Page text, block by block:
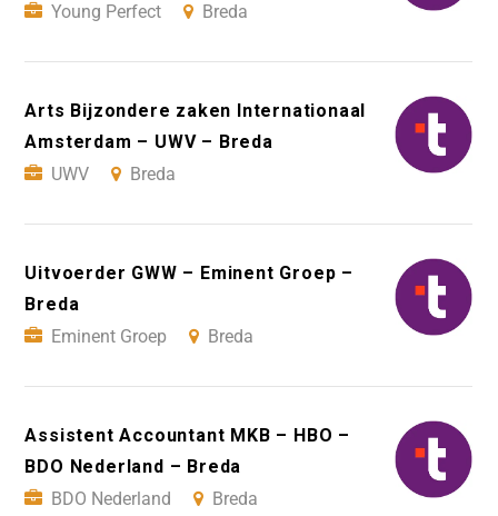
Young Perfect
Breda
Arts Bijzondere zaken Internationaal
Amsterdam – UWV – Breda
UWV
Breda
Uitvoerder GWW – Eminent Groep –
Breda
Eminent Groep
Breda
Assistent Accountant MKB – HBO –
BDO Nederland – Breda
BDO Nederland
Breda